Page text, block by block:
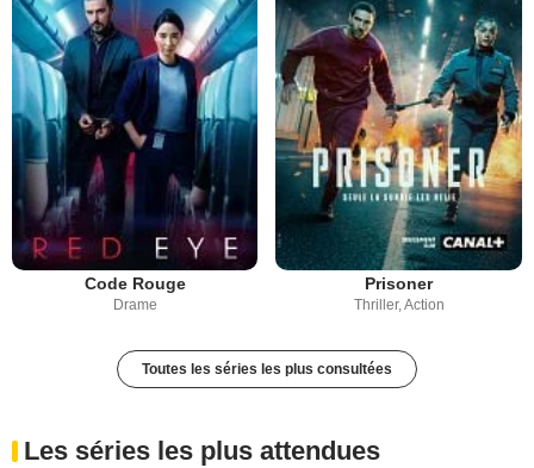
Code Rouge
Drame
Prisoner
Thriller, Action
Toutes les séries les plus consultées
Les séries les plus attendues